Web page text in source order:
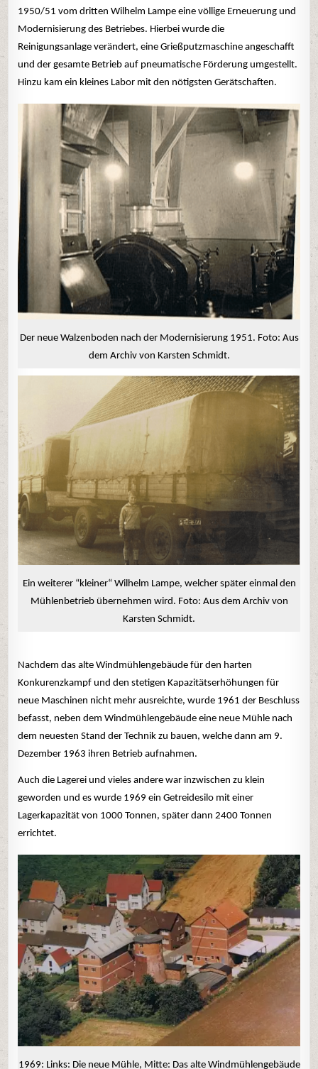
1950/51 vom dritten Wilhelm Lampe eine völlige Erneuerung und
Modernisierung des Betriebes. Hierbei wurde die
Reinigungsanlage verändert, eine Grießputzmaschine angeschafft
und der gesamte Betrieb auf pneumatische Förderung umgestellt.
Hinzu kam ein kleines Labor mit den nötigsten Gerätschaften.
Der neue Walzenboden nach der Modernisierung 1951. Foto: Aus
dem Archiv von Karsten Schmidt.
Ein weiterer “kleiner“ Wilhelm Lampe, welcher später einmal den
Mühlenbetrieb übernehmen wird. Foto: Aus dem Archiv von
Karsten Schmidt.
Nachdem das alte Windmühlengebäude für den harten
Konkurenzkampf und den stetigen Kapazitätserhöhungen für
neue Maschinen nicht mehr ausreichte, wurde 1961 der Beschluss
befasst, neben dem Windmühlengebäude eine neue Mühle nach
dem neuesten Stand der Technik zu bauen, welche dann am 9.
Dezember 1963 ihren Betrieb aufnahmen.
Auch die Lagerei und vieles andere war inzwischen zu klein
geworden und es wurde 1969 ein Getreidesilo mit einer
Lagerkapazität von 1000 Tonnen, später dann 2400 Tonnen
errichtet.
1969: Links: Die neue Mühle, Mitte: Das alte Windmühlengebäude